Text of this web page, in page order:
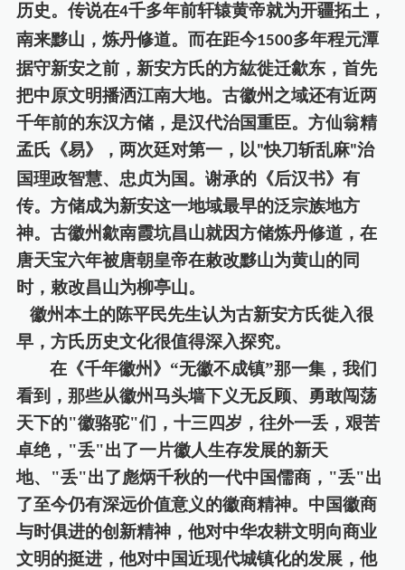
历史。传说在4千多年前轩辕黄帝就为开疆拓土，
南来黟山，炼丹修道。而在距今1500多年程元潭
据守新安之前，新安方氏的方紘徙迁歙东，首先
把中原文明播洒江南大地。古徽州之域还有近两
千年前的东汉方储，是汉代治国重臣。方仙翁精
孟氏《易》，两次廷对第一，以"快刀斩乱麻"治
国理政智慧、忠贞为国。谢承的《后汉书》有
传。方储成为新安这一地域最早的泛宗族地方
神。古徽州歙南霞坑昌山就因方储炼丹修道，在
唐天宝六年被唐朝皇帝在敕改黟山为黄山的同
时，敕改昌山为柳亭山。
徽州本土的陈平民先生认为古新安方氏徙入很
早，方氏历史文化很值得深入探究。
在《千年徽州》 “无徽不成镇”那一集，我们
看到，那些从徽州马头墙下义无反顾、勇敢闯荡
天下的"徽骆驼"们，十三四岁，往外一丢，艰苦
卓绝， "丢"出了一片徽人生存发展的新天
地、 "丢"出了彪炳千秋的一代中国儒商， "丢"出
了至今仍有深远价值意义的徽商精神。中国徽商
与时俱进的创新精神，他对中华农耕文明向商业
文明的挺进，他对中国近现代城镇化的发展，他